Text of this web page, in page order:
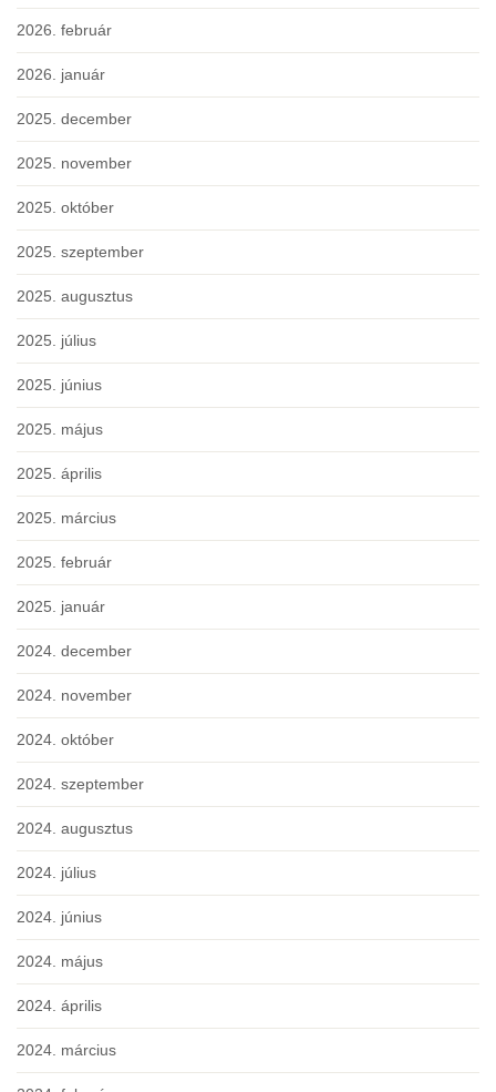
2026. február
2026. január
2025. december
2025. november
2025. október
2025. szeptember
2025. augusztus
2025. július
2025. június
2025. május
2025. április
2025. március
2025. február
2025. január
2024. december
2024. november
2024. október
2024. szeptember
2024. augusztus
2024. július
2024. június
2024. május
2024. április
2024. március